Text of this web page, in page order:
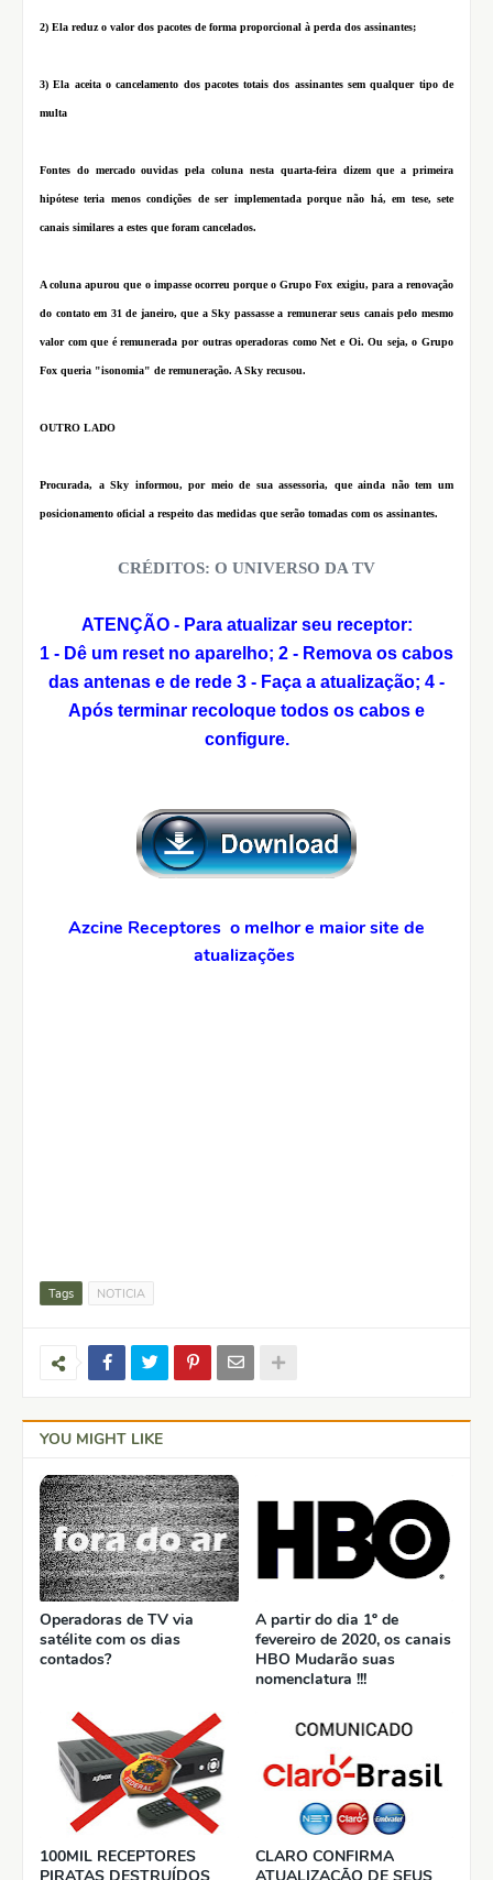
2) Ela reduz o valor dos pacotes de forma proporcional à perda dos assinantes;
3) Ela aceita o cancelamento dos pacotes totais dos assinantes sem qualquer tipo de
multa
Fontes do mercado ouvidas pela coluna nesta quarta-feira dizem que a primeira
hipótese teria menos condições de ser implementada porque não há, em tese, sete
canais similares a estes que foram cancelados.
A coluna apurou que o impasse ocorreu porque o Grupo Fox exigiu, para a renovação
do contato em 31 de janeiro, que a Sky passasse a remunerar seus canais pelo mesmo
valor com que é remunerada por outras operadoras como Net e Oi. Ou seja, o Grupo
Fox queria "isonomia" de remuneração. A Sky recusou.
OUTRO LADO
Procurada, a Sky informou, por meio de sua assessoria, que ainda não tem um
posicionamento oficial a respeito das medidas que serão tomadas com os assinantes.
CRÉDITOS: O UNIVERSO DA TV
ATENÇÃO - Para atualizar seu receptor:
1 - Dê um reset no aparelho; 2 - Remova os cabos
das antenas e de rede 3 - Faça a atualização; 4 -
Após terminar recoloque todos os cabos e
configure.
Azcine Receptores o melhor e maior site de
atualizações
Tags NOTICIA
YOU MIGHT LIKE
Operadoras de TV via
satélite com os dias
contados?
A partir do dia 1º de
fevereiro de 2020, os canais
HBO Mudarão suas
nomenclatura !!!
100MIL RECEPTORES
PIRATAS DESTRUÍDOS
CLARO CONFIRMA
ATUALIZAÇÃO DE SEUS